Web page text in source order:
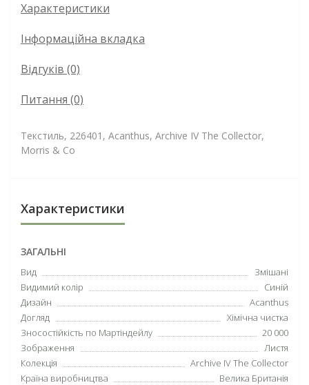
Характеристики
Інформаційна вкладка
Відгуків (0)
Питання (0)
Текстиль, 226401, Acanthus, Archive IV The Collector,
Morris & Co
Характеристики
ЗАГАЛЬНІ
Вид
Змішані
Видимий колір
Синій
Дизайн
Acanthus
Догляд
Хімічна чистка
Зносостійкість по Мартіндейлу
20 000
Зображення
Листя
Колекція
Archive IV The Collector
Країна виробництва
Велика Британія